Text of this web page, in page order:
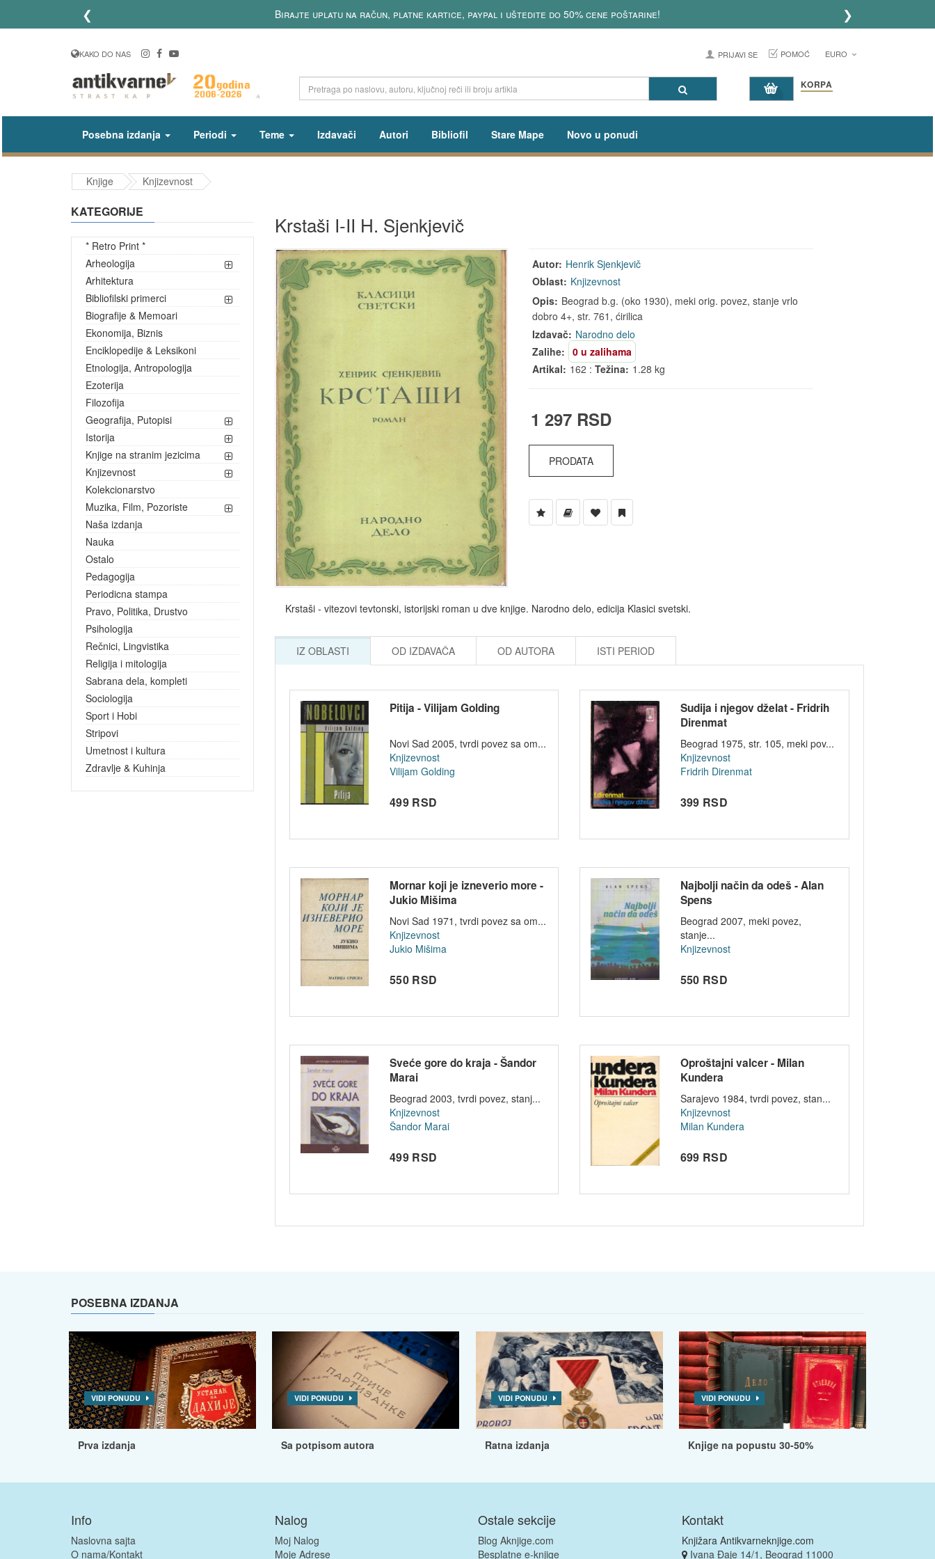
❮ Birajte uplatu na račun, platne kartice, paypal i uštedite do 50% cene poštarine! ❯
KAKO DO NAS PRIJAVI SE POMOĆ EURO
KORPA
Posebna izdanja Periodi Teme Izdavači Autori Bibliofil Stare Mape Novo u ponudi
Knjige Knjizevnost
KATEGORIJE
* Retro Print *
Arheologija
Arhitektura
Bibliofilski primerci
Biografije & Memoari
Ekonomija, Biznis
Enciklopedije & Leksikoni
Etnologija, Antropologija
Ezoterija
Filozofija
Geografija, Putopisi
Istorija
Knjige na stranim jezicima
Knjizevnost
Kolekcionarstvo
Muzika, Film, Pozoriste
Naša izdanja
Nauka
Ostalo
Pedagogija
Periodicna stampa
Pravo, Politika, Drustvo
Psihologija
Rečnici, Lingvistika
Religija i mitologija
Sabrana dela, kompleti
Sociologija
Sport i Hobi
Stripovi
Umetnost i kultura
Zdravlje & Kuhinja
Krstaši I-II H. Sjenkjevič
Autor: Henrik Sjenkjevič
Oblast: Knjizevnost
Opis: Beograd b.g. (oko 1930), meki orig. povez, stanje vrlo
dobro 4+, str. 761, ćirilica
Izdavač: Narodno delo
Zalihe:
0 u zalihama
Artikal: 162 :Težina: 1.28 kg
1 297 RSD
PRODATA
Krstaši - vitezovi tevtonski, istorijski roman u dve knjige. Narodno delo, edicija Klasici svetski.
IZ OBLASTI OD IZDAVAČA OD AUTORA ISTI PERIOD
Pitija - Vilijam Golding
Novi Sad 2005, tvrdi povez sa om...
Knjizevnost
Vilijam Golding
499 RSD
Sudija i njegov dželat - Fridrih
Direnmat
Beograd 1975, str. 105, meki pov...
Knjizevnost
Fridrih Direnmat
399 RSD
Mornar koji je izneverio more -
Jukio Mišima
Novi Sad 1971, tvrdi povez sa om...
Knjizevnost
Jukio Mišima
550 RSD
Najbolji način da odeš - Alan
Spens
Beograd 2007, meki povez,
stanje...
Knjizevnost
550 RSD
Sveće gore do kraja - Šandor
Marai
Beograd 2003, tvrdi povez, stanj...
Knjizevnost
Šandor Marai
499 RSD
Oproštajni valcer - Milan
Kundera
Sarajevo 1984, tvrdi povez, stan...
Knjizevnost
Milan Kundera
699 RSD
POSEBNA IZDANJA
VIDI PONUDU
Prva izdanja
VIDI PONUDU
Sa potpisom autora
VIDI PONUDU
Ratna izdanja
VIDI PONUDU
Knjige na popustu 30-50%
Info
Naslovna sajta
O nama/Kontakt
Nalog
Moj Nalog
Moje Adrese
Ostale sekcije
Blog Aknjige.com
Besplatne e-knjige
Kontakt
Knjižara Antikvarneknjige.com
Ivana Đaje 14/1, Beograd 11000